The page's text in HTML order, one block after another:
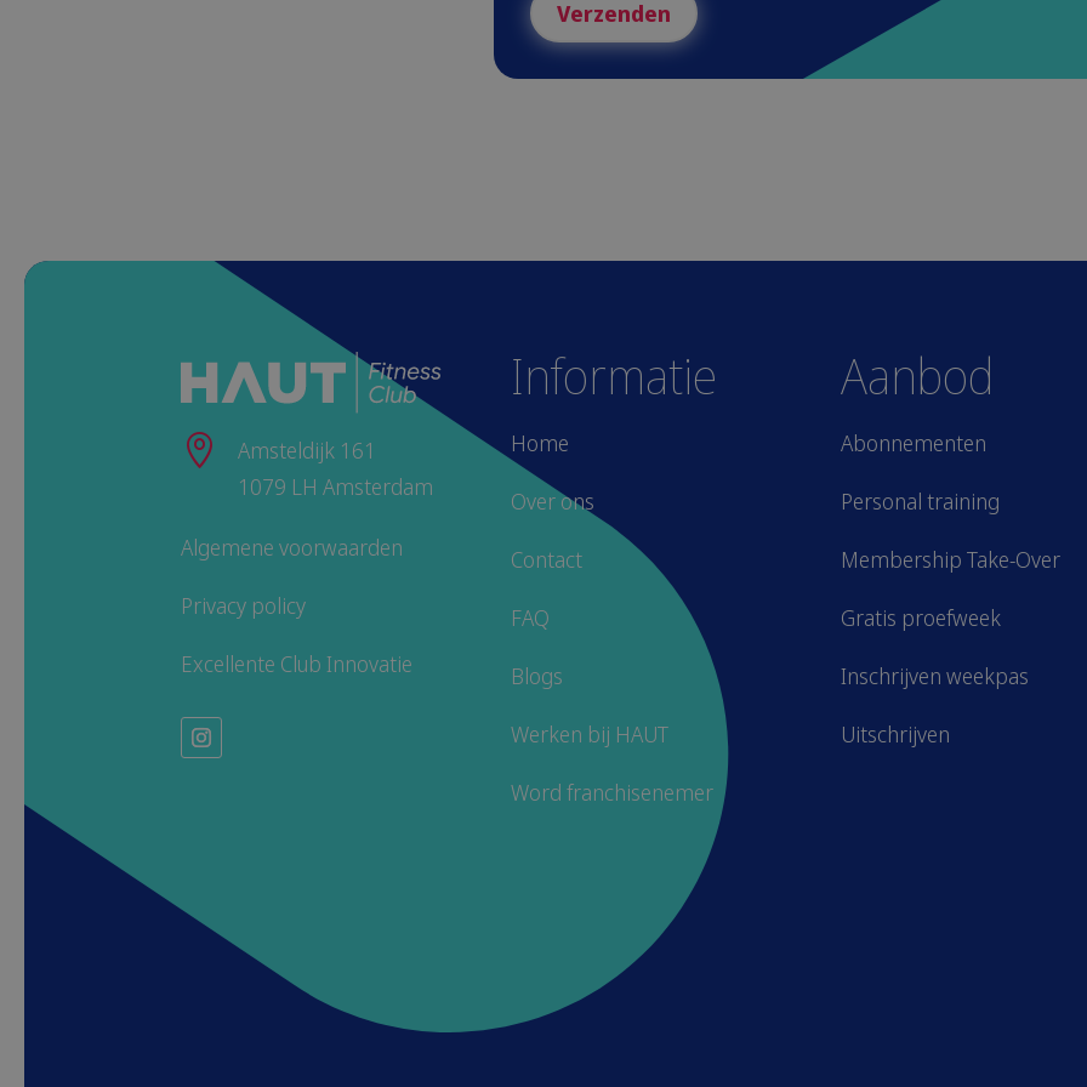
Verzenden

Amsteldijk 161
1079 LH Amsterdam
Algemene voorwaarden
Privacy policy
Excellente Club Innovatie
Informatie
Home
Over ons
Contact
FAQ
Blogs
Werken bij HAUT
Word franchisenemer
Aanbod
Abonnementen
Personal training
Membership Take-Over
Gratis proefweek
Inschrijven weekpas
Uitschrijven